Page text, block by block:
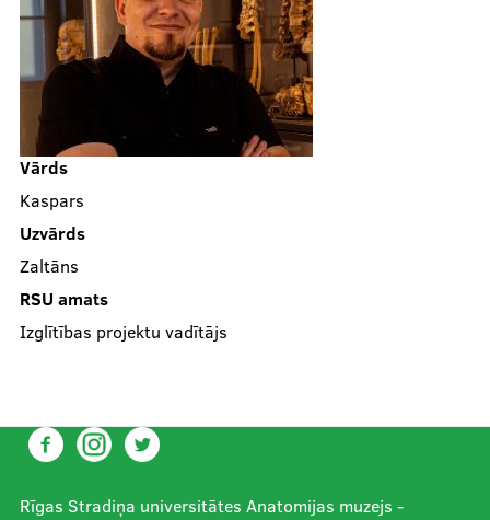
Skolām
Par muzeju
Galerijas
Kontakti
Vārds
Kaspars
Uzvārds
Zaltāns
RSU amats
Izglītības projektu vadītājs
Rīgas Stradiņa universitātes Anatomijas muzejs -